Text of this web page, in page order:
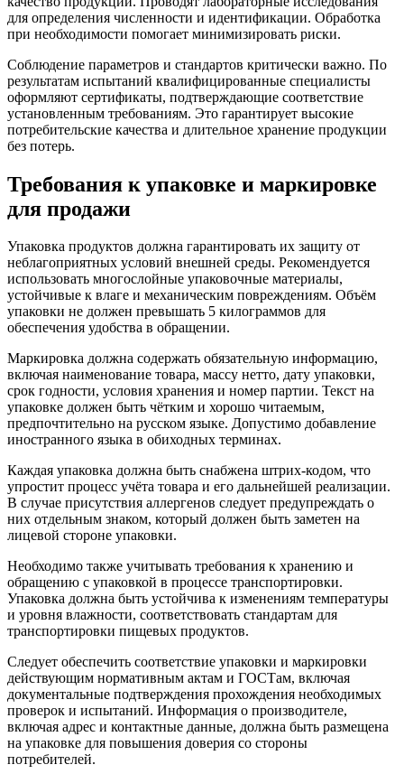
для определения численности и идентификации. Обработка
при необходимости помогает минимизировать риски.
Соблюдение параметров и стандартов критически важно. По
результатам испытаний квалифицированные специалисты
оформляют сертификаты, подтверждающие соответствие
установленным требованиям. Это гарантирует высокие
потребительские качества и длительное хранение продукции
без потерь.
Требования к упаковке и маркировке
для продажи
Упаковка продуктов должна гарантировать их защиту от
неблагоприятных условий внешней среды. Рекомендуется
использовать многослойные упаковочные материалы,
устойчивые к влаге и механическим повреждениям. Объём
упаковки не должен превышать 5 килограммов для
обеспечения удобства в обращении.
Маркировка должна содержать обязательную информацию,
включая наименование товара, массу нетто, дату упаковки,
срок годности, условия хранения и номер партии. Текст на
упаковке должен быть чётким и хорошо читаемым,
предпочтительно на русском языке. Допустимо добавление
иностранного языка в обиходных терминах.
Каждая упаковка должна быть снабжена штрих-кодом, что
упростит процесс учёта товара и его дальнейшей реализации.
В случае присутствия аллергенов следует предупреждать о
них отдельным знаком, который должен быть заметен на
лицевой стороне упаковки.
Необходимо также учитывать требования к хранению и
обращению с упаковкой в процессе транспортировки.
Упаковка должна быть устойчива к изменениям температуры
и уровня влажности, соответствовать стандартам для
транспортировки пищевых продуктов.
Следует обеспечить соответствие упаковки и маркировки
действующим нормативным актам и ГОСТам, включая
документальные подтверждения прохождения необходимых
проверок и испытаний. Информация о производителе,
включая адрес и контактные данные, должна быть размещена
на упаковке для повышения доверия со стороны
потребителей.